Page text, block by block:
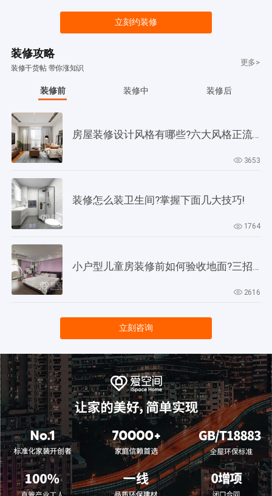
立刻约装修
装修攻略
装修干货帖 带你涨知识
更多>
装修前 装修中 装修后
房屋装修设计风格有哪些?六大风格正流行!
3653
装修怎么装卫生间?掌握下面几大技巧!
1764
2616
立刻咨询